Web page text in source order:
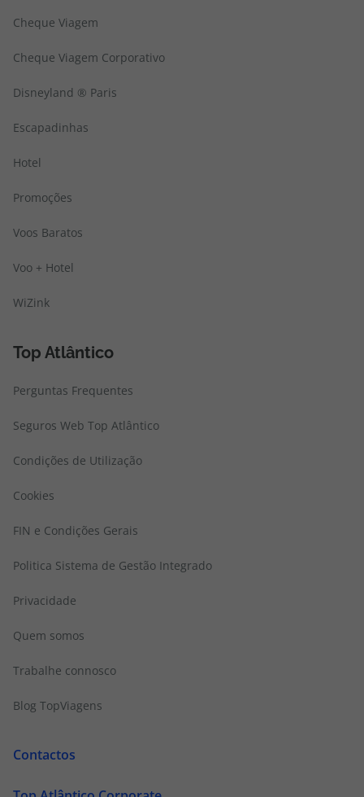
Cheque Viagem
Cheque Viagem Corporativo
Disneyland ® Paris
Escapadinhas
Hotel
Promoções
Voos Baratos
Voo + Hotel
WiZink
Top Atlântico
Perguntas Frequentes
Seguros Web Top Atlântico
Condições de Utilização
Cookies
FIN e Condições Gerais
Politica Sistema de Gestão Integrado
Privacidade
Quem somos
Trabalhe connosco
Blog TopViagens
Contactos